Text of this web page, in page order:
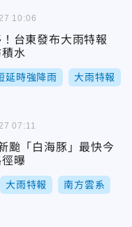
！台東發布大雨特報
水
延時強降雨 大雨特報
10:06
颱「白海豚」最快今
曝
大雨特報 南方雲系
07:11